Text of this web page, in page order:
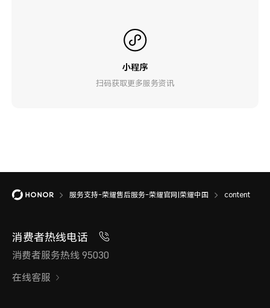
小程序
扫码获取更多服务资讯
服务支持-荣耀售后服务-荣耀官网|荣耀中国 content
消费者热线电话
消费者服务热线 95030
在线客服